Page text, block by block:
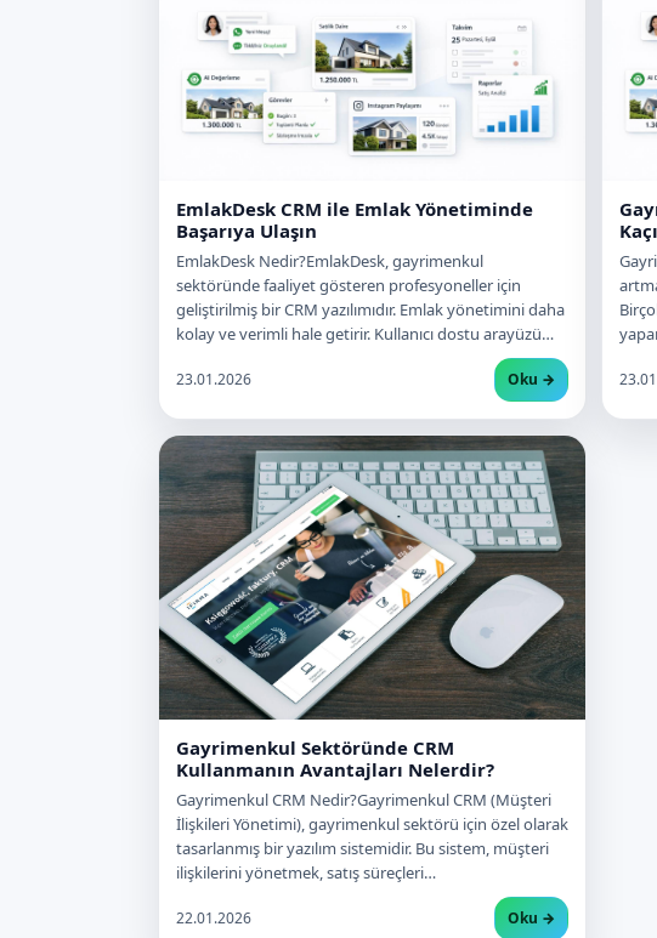
EmlakDesk CRM ile Emlak Yönetiminde
Başarıya Ulaşın
EmlakDesk Nedir?EmlakDesk, gayrimenkul
sektöründe faaliyet gösteren profesyoneller için
geliştirilmiş bir CRM yazılımıdır. Emlak yönetimini daha
kolay ve verimli hale getirir. Kullanıcı dostu arayüzü…
23.01.2026 Oku →
Gayrimenkul Sektöründe CRM
Kullanmanın Avantajları Nelerdir?
Gayrimenkul CRM Nedir?Gayrimenkul CRM (Müşteri
İlişkileri Yönetimi), gayrimenkul sektörü için özel olarak
tasarlanmış bir yazılım sistemidir. Bu sistem, müşteri
ilişkilerini yönetmek, satış süreçleri…
22.01.2026 Oku →